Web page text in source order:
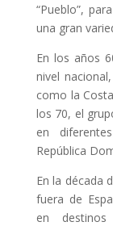
“Pueblo”,
una gran
En los años
nivel
como la
los 70, el
en
República
En la década
fuera de
en